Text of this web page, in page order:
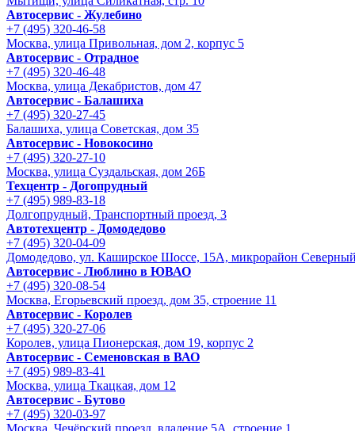
Автосервис - Жулебино
+7 (495) 320-46-58
Москва, улица Привольная, дом 2, корпус 5
Автосервис - Отрадное
+7 (495) 320-46-48
Москва, улица Декабристов, дом 47
Автосервис - Балашиха
+7 (495) 320-27-45
Балашиха, улица Советская, дом 35
Автосервис - Новокосино
+7 (495) 320-27-10
Москва, улица Суздальская, дом 26Б
Техцентр - Догопрудный
+7 (495) 989-83-18
Долгопрудный, Транспортный проезд, 3
Автотехцентр - Домодедово
+7 (495) 320-04-09
Домодедово, ул. Каширское Шоссе, 15А, микрорайон
Автосервис - Люблино в ЮВАО
+7 (495) 320-08-54
Москва, Егорьевский проезд, дом 35, строение 11
Автосервис - Королев
+7 (495) 320-27-06
Королев, улица Пионерская, дом 19, корпус 2
Автосервис - Семеновская в ВАО
+7 (495) 989-83-41
Москва, улица Ткацкая, дом 12
Автосервис - Бутово
+7 (495) 320-03-97